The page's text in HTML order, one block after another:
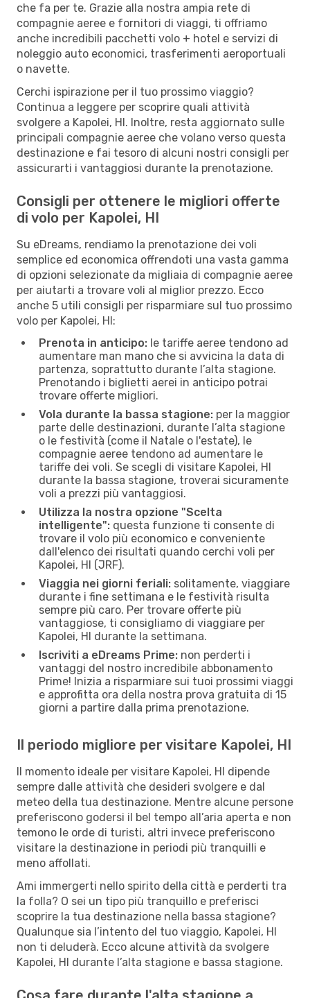
che fa per te. Grazie alla nostra ampia rete di
compagnie aeree e fornitori di viaggi, ti offriamo
anche incredibili pacchetti volo + hotel e servizi di
noleggio auto economici, trasferimenti aeroportuali
o navette.
Cerchi ispirazione per il tuo prossimo viaggio?
Continua a leggere per scoprire quali attività
svolgere a Kapolei, HI. Inoltre, resta aggiornato sulle
principali compagnie aeree che volano verso questa
destinazione e fai tesoro di alcuni nostri consigli per
assicurarti i vantaggiosi durante la prenotazione.
Consigli per ottenere le migliori offerte
di volo per Kapolei, HI
Su eDreams, rendiamo la prenotazione dei voli
semplice ed economica offrendoti una vasta gamma
di opzioni selezionate da migliaia di compagnie aeree
per aiutarti a trovare voli al miglior prezzo. Ecco
anche 5 utili consigli per risparmiare sul tuo prossimo
volo per Kapolei, HI:
Prenota in anticipo: le tariffe aeree tendono ad
aumentare man mano che si avvicina la data di
partenza, soprattutto durante l’alta stagione.
Prenotando i biglietti aerei in anticipo potrai
trovare offerte migliori.
Vola durante la bassa stagione: per la maggior
parte delle destinazioni, durante l’alta stagione
o le festività (come il Natale o l'estate), le
compagnie aeree tendono ad aumentare le
tariffe dei voli. Se scegli di visitare Kapolei, HI
durante la bassa stagione, troverai sicuramente
voli a prezzi più vantaggiosi.
Utilizza la nostra opzione "Scelta
intelligente": questa funzione ti consente di
trovare il volo più economico e conveniente
dall'elenco dei risultati quando cerchi voli per
Kapolei, HI (JRF).
Viaggia nei giorni feriali: solitamente, viaggiare
durante i fine settimana e le festività risulta
sempre più caro. Per trovare offerte più
vantaggiose, ti consigliamo di viaggiare per
Kapolei, HI durante la settimana.
Iscriviti a eDreams Prime: non perderti i
vantaggi del nostro incredibile abbonamento
Prime! Inizia a risparmiare sui tuoi prossimi viaggi
e approfitta ora della nostra prova gratuita di 15
giorni a partire dalla prima prenotazione.
Il periodo migliore per visitare Kapolei, HI
Il momento ideale per visitare Kapolei, HI dipende
sempre dalle attività che desideri svolgere e dal
meteo della tua destinazione. Mentre alcune persone
preferiscono godersi il bel tempo all’aria aperta e non
temono le orde di turisti, altri invece preferiscono
visitare la destinazione in periodi più tranquilli e
meno affollati.
Ami immergerti nello spirito della città e perderti tra
la folla? O sei un tipo più tranquillo e preferisci
scoprire la tua destinazione nella bassa stagione?
Qualunque sia l’intento del tuo viaggio, Kapolei, HI
non ti deluderà. Ecco alcune attività da svolgere
Kapolei, HI durante l’alta stagione e bassa stagione.